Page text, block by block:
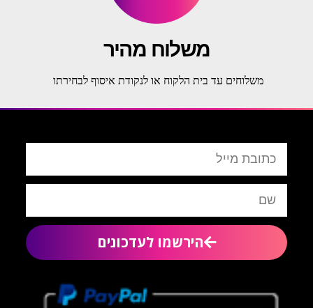
משלוח מהיר
משלוחים עד בית הלקוח או לנקודת איסוף לבחירתו
הירשמו לעדכונים